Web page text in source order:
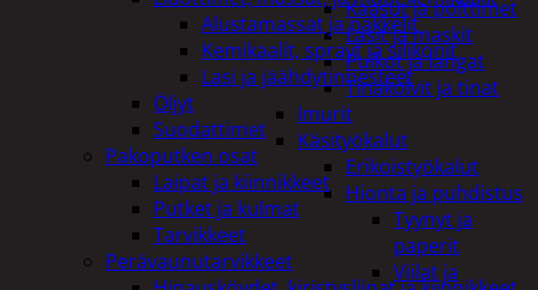
Kaasut ja polttimet
Lasit ja maskit
Puikot ja langat
Tinakolvit ja tinat
Imurit
Käsityökalut
Erikoistyökalut
Hionta ja puhdistus
Tyynyt ja
paperit
Viilat ja
Alustamassat ja pakkelit
Kemikaalit, sprayt ja silikonit
Lasi ja jäähdytinnesteet
Öljyt
Suodattimet
Pakoputken osat
Laipat ja kiinnikkeet
Putket ja kulmat
Tarvikkeet
Perävaunutarvikkeet